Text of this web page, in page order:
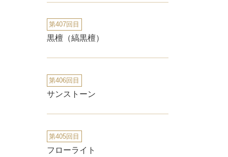
第407回目
黒檀（縞黒檀）
第406回目
サンストーン
第405回目
フローライト